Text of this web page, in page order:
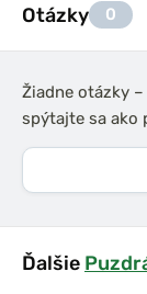
Otázky 0
Žiadne otázky
spýtajte sa ako
Ďalšie